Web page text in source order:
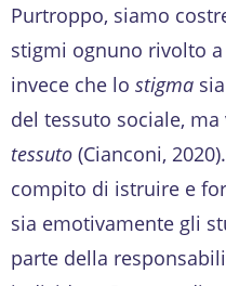
Purtroppo, siamo
stigmi ognuno rivolto
invece che lo stigma
del tessuto sociale,
tessuto (Cianconi,
compito di istruire e
sia emotivamente gli
parte della